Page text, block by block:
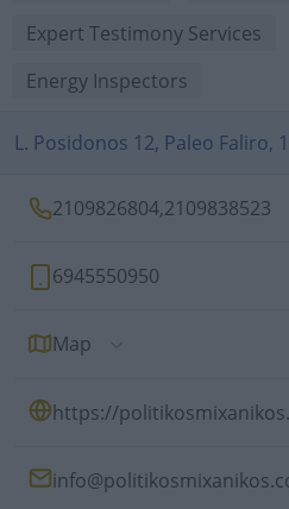
Expert Testimony Services
Energy Inspectors
L. Posidonos 12, Paleo Faliro,
2109826804,2109838523
6945550950
Map
https://